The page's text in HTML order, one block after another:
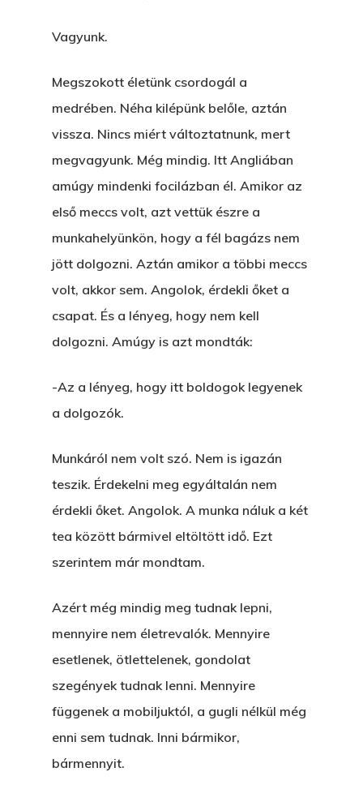
Vagyunk.
Megszokott életünk csordogál a
medrében. Néha kilépünk belőle, aztán
vissza. Nincs miért változtatnunk, mert
megvagyunk. Még mindig. Itt Angliában
amúgy mindenki focilázban él. Amikor az
első meccs volt, azt vettük észre a
munkahelyünkön, hogy a fél bagázs nem
jött dolgozni. Aztán amikor a többi meccs
volt, akkor sem. Angolok, érdekli őket a
csapat. És a lényeg, hogy nem kell
dolgozni. Amúgy is azt mondták:
-Az a lényeg, hogy itt boldogok legyenek
a dolgozók.
Munkáról nem volt szó. Nem is igazán
teszik. Érdekelni meg egyáltalán nem
érdekli őket. Angolok. A munka náluk a két
tea között bármivel eltöltött idő. Ezt
szerintem már mondtam.
Azért még mindig meg tudnak lepni,
mennyire nem életrevalók. Mennyire
esetlenek, ötlettelenek, gondolat
szegények tudnak lenni. Mennyire
függenek a mobiljuktól, a gugli nélkül még
enni sem tudnak. Inni bármikor,
bármennyit.